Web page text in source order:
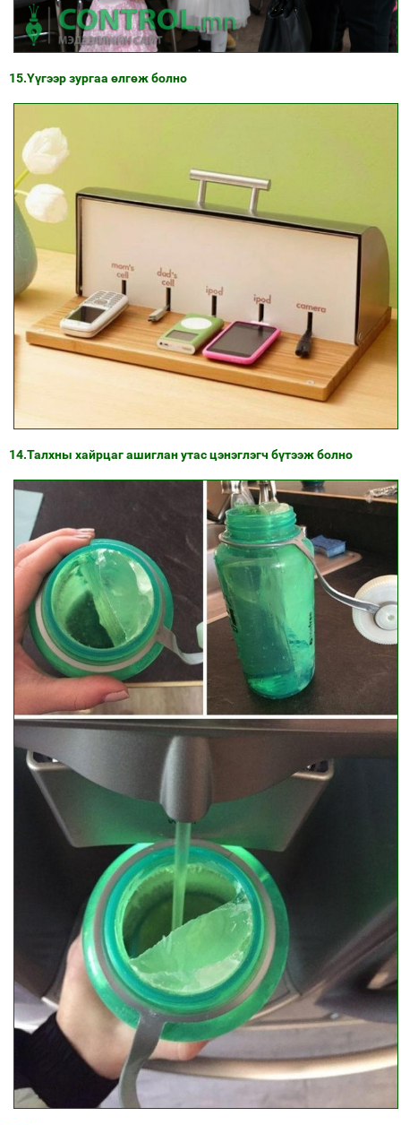
15.Үүгээр зургаа өлгөж болно
14.Талхны хайрцаг ашиглан утас цэнэглэгч бүтээж болно